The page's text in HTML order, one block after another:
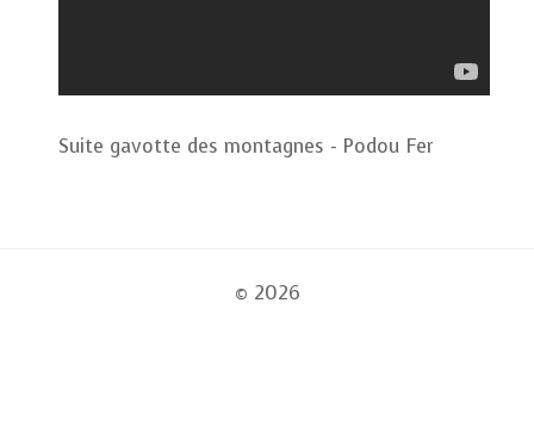
Suite gavotte des montagnes - Podou Fer
© 2026